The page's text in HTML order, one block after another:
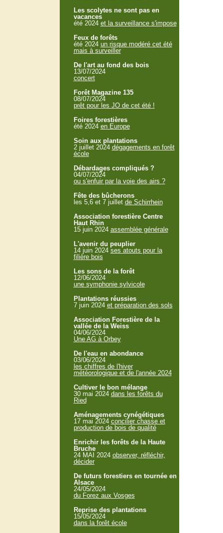
Les scolytes ne sont pas en
vacances
été 2024 et la surveillance s'impose
Feux de forêts
été 2024 un risque modéré cet été
mais à surveiller
De l'art au fond des bois
13/07/2024
concert
Forêt Magazine 135
08/07/2024
prêt pour les JO de cet été !
Foires forestières
été 2024 en Europe
Soin aux plantations
2 juillet 2024 dégagements en forêt
école
Débardages compliqués ?
04/07/2024
ou s'enfuir par la voie des airs ?
Fête des bûcherons
les 5,6 et 7 juillet de Schirrhein
Association forestière Centre
Haut Rhin
15 juin 2024 assemblée générale
L'avenir du peuplier
14 juin 2024 ses atouts pour la
filière bois
Les sons de la forêt
12/06/2024
une symphonie sylvicole
Plantations réussies
7 juin 2024 et préparation des sols
Association Forestière de la
vallée de la Weiss
04/06/2024
Une AG à Orbey
De l'eau en abondance
03/06/2024
les chiffres de l'hiver
météorologique et de l'année 2024
Cultiver le bon mélange
30 mai 2024 dans les forêts du
Ried
Aménagements cynégétiques
17 mai 2024 concilier chasse et
production de bois de qualité
Enrichir les forêts de la Haute
Bruche
24 MAI 2024 observer, réfléchir,
décider
De futurs forestiers en tournée en
Alsace
24/05/2024
du Forez aux Vosges
Reprise des plantations
15/05/2024
dans la forêt école